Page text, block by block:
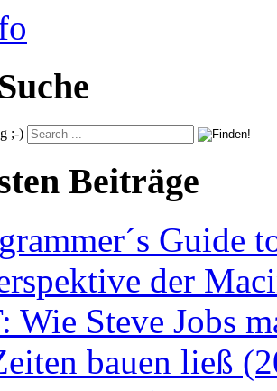
;-)
Beiträge
Guide
der
Wie Steve Jobs
bauen ließ